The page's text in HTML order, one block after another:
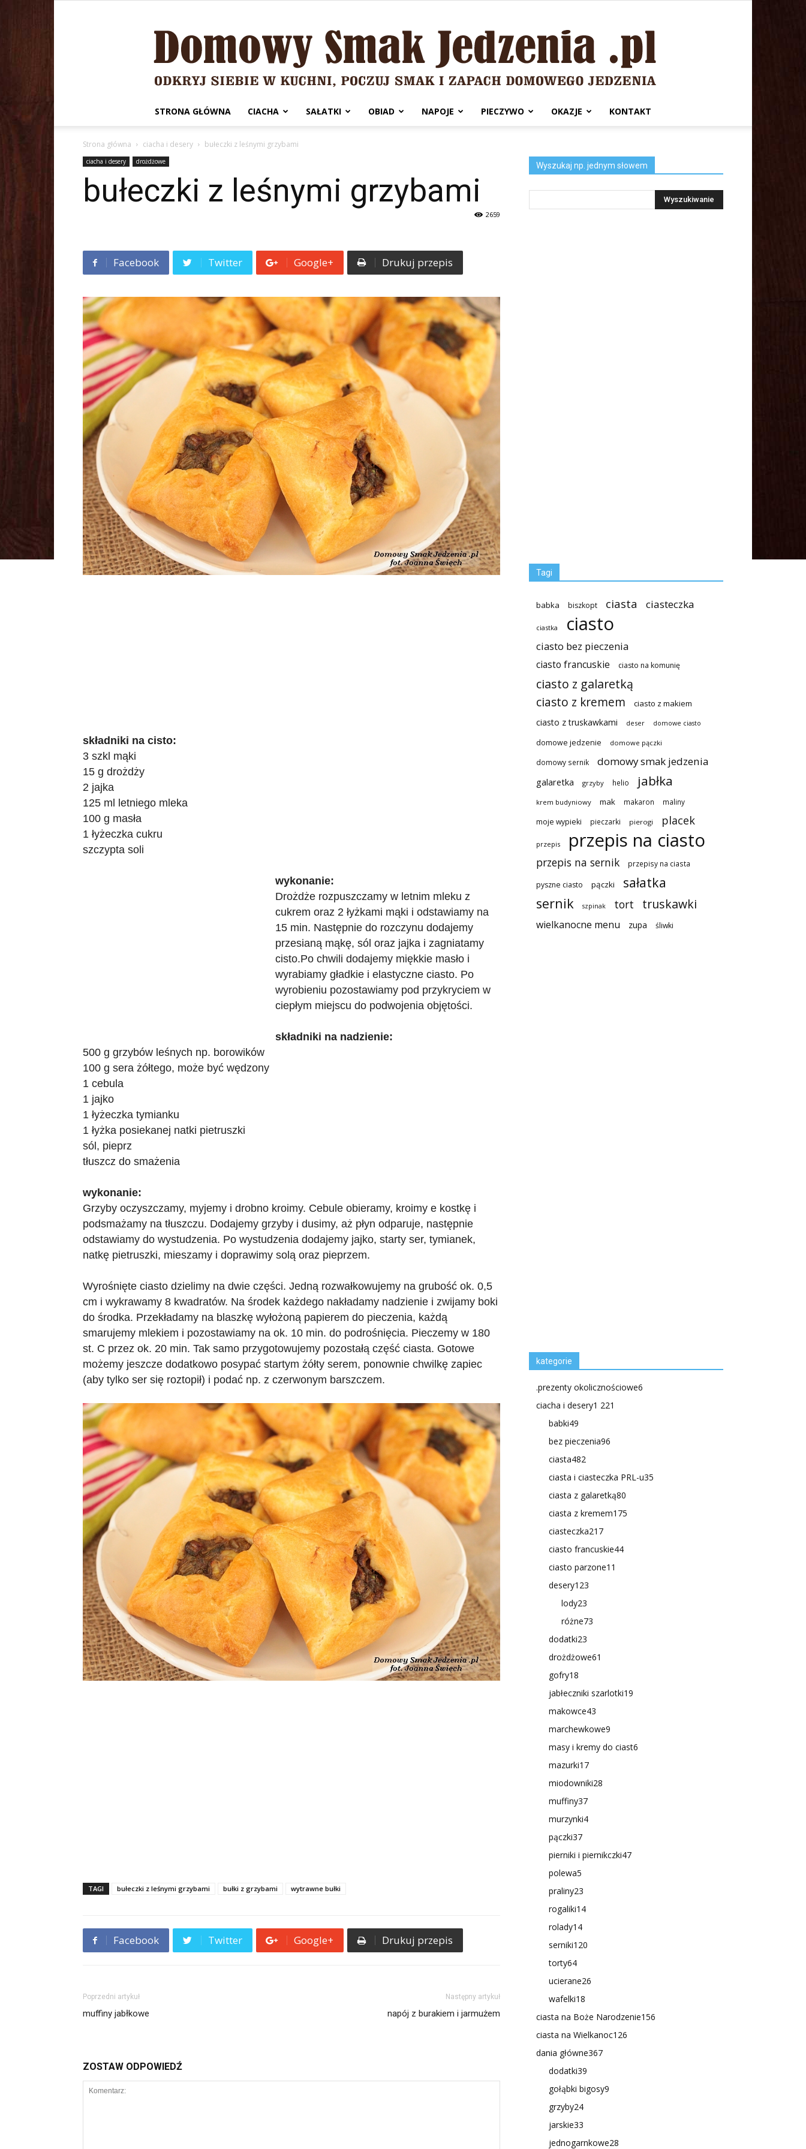
.pl
STRONA GŁÓWNA CIACHA SAŁATKI OBIAD NAPOJE PIECZYWO OKAZJE KONTAKT
Strona główna ciacha i desery bułeczki z leśnymi grzybami
ciacha i desery drożdżowe
bułeczki z leśnymi grzybami
2659
Facebook Twitter Google+ Drukuj przepis
składniki na cisto:
3 szkl mąki
15 g drożdży
2 jajka
125 ml letniego mleka
100 g masła
1 łyżeczka cukru
szczypta soli
wykonanie:
Drożdże rozpuszczamy w letnim mleku z
cukrem oraz 2 łyżkami mąki i odstawiamy na
15 min. Następnie do rozczynu dodajemy
przesianą mąkę, sól oraz jajka i zagniatamy
cisto.Po chwili dodajemy miękkie masło i
wyrabiamy gładkie i elastyczne ciasto. Po
wyrobieniu pozostawiamy pod przykryciem w
ciepłym miejscu do podwojenia objętości.
składniki na nadzienie:
500 g grzybów leśnych np. borowików
100 g sera żółtego, może być wędzony
1 cebula
1 jajko
1 łyżeczka tymianku
1 łyżka posiekanej natki pietruszki
sól, pieprz
tłuszcz do smażenia
wykonanie:
Grzyby oczyszczamy, myjemy i drobno kroimy. Cebule obieramy, kroimy e kostkę i
podsmażamy na tłuszczu. Dodajemy grzyby i dusimy, aż płyn odparuje, następnie
odstawiamy do wystudzenia. Po wystudzenia dodajemy jajko, starty ser, tymianek,
natkę pietruszki, mieszamy i doprawimy solą oraz pieprzem.
Wyrośnięte ciasto dzielimy na dwie części. Jedną rozwałkowujemy na grubość ok. 0,5
cm i wykrawamy 8 kwadratów. Na środek każdego nakładamy nadzienie i zwijamy boki
do środka. Przekładamy na blaszkę wyłożoną papierem do pieczenia, każdą
smarujemy mlekiem i pozostawiamy na ok. 10 min. do podrośnięcia. Pieczemy w 180
st. C przez ok. 20 min. Tak samo przygotowujemy pozostałą część ciasta. Gotowe
możemy jeszcze dodatkowo posypać startym żółty serem, ponownie chwilkę zapiec
(aby tylko ser się roztopił) i podać np. z czerwonym barszczem.
TAGI bułeczki z leśnymi grzybami bułki z grzybami wytrawne bułki
Facebook Twitter Google+ Drukuj przepis
Poprzedni artykuł
muffiny jabłkowe
Następny artykuł
napój z burakiem i jarmużem
ZOSTAW ODPOWIEDŹ
Wyszukaj np. jednym słowem
Tagi
babka biszkopt ciasta ciasteczka
ciastka ciasto
ciasto bez pieczenia
ciasto francuskie ciasto na komunię
ciasto z galaretką
ciasto z kremem ciasto z makiem
ciasto z truskawkami deser domowe ciasto
domowe jedzenie domowe pączki
domowy sernik domowy smak jedzenia
galaretka grzyby helio jabłka
krem budyniowy mak makaron maliny
moje wypieki pieczarki pierogi placek
przepis przepis na ciasto
przepis na sernik przepisy na ciasta
pyszne ciasto pączki
sałatka
sernik
szpinak tort truskawki
wielkanocne menu zupa śliwki
kategorie
.prezenty okolicznościowe6
ciacha i desery1 221
babki49
bez pieczenia96
ciasta482
ciasta i ciasteczka PRL-u35
ciasta z galaretką80
ciasta z kremem175
ciasteczka217
ciasto francuskie44
ciasto parzone11
desery123
lody23
różne73
dodatki23
drożdżowe61
gofry18
jabłeczniki szarlotki19
makowce43
marchewkowe9
masy i kremy do ciast6
mazurki17
miodowniki28
muffiny37
murzynki4
pączki37
pierniki i piernikczki47
polewa5
praliny23
rogaliki14
rolady14
serniki120
torty64
ucierane26
wafelki18
ciasta na Boże Narodzenie156
ciasta na Wielkanoc126
dania główne367
dodatki39
gołąbki bigosy9
grzyby24
jarskie33
jednogarnkowe28